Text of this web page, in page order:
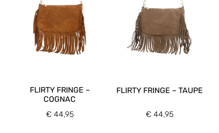
FLIRTY FRINGE –
COGNAC
€ 44,95
FLIRTY FRINGE – TAUPE
€ 44,95
Kleur accessoires